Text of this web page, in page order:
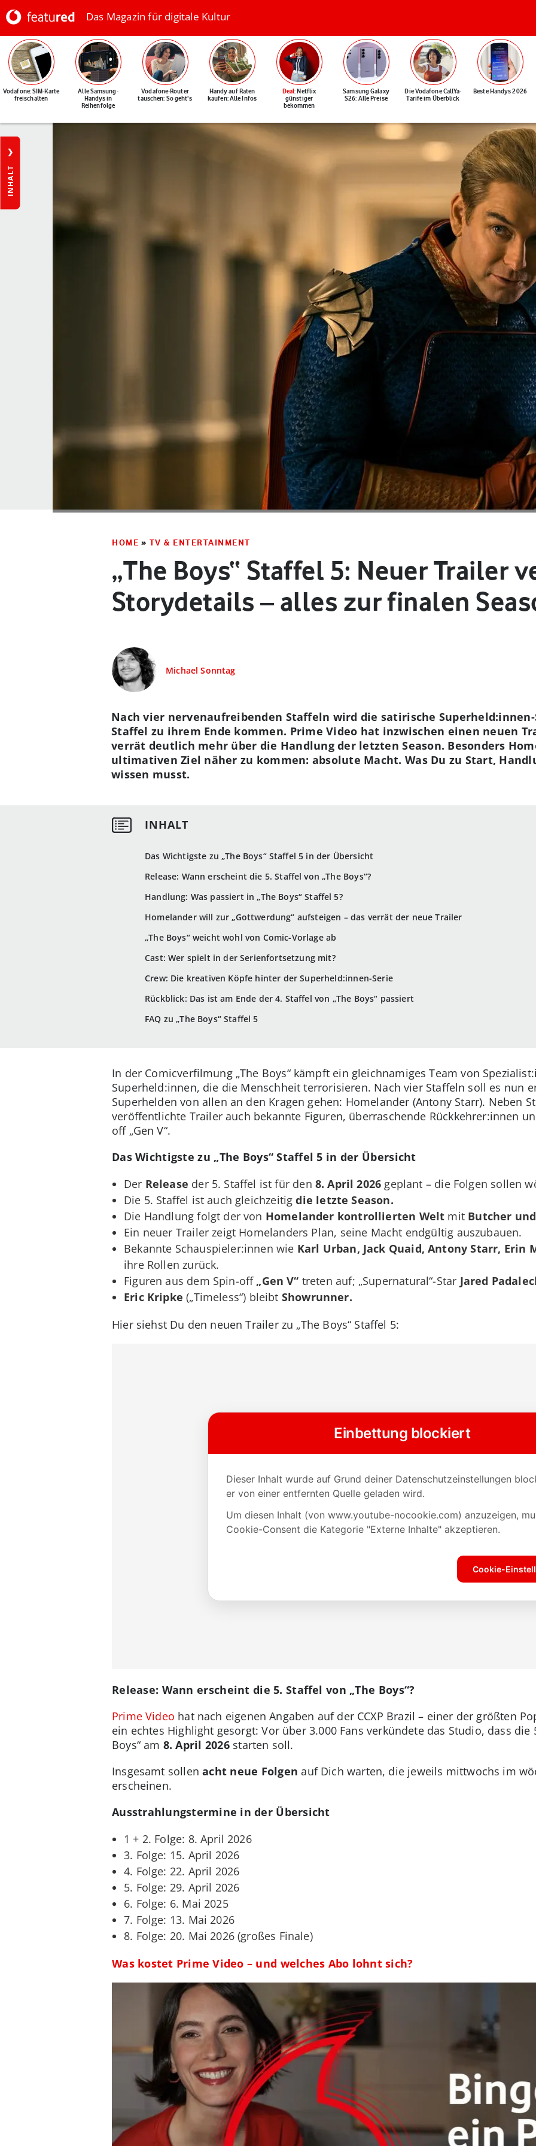
Das Magazin für digitale Kultur
Vodafone: SIM-Karte
freischalten
Alle Samsung-
Handys in
Reihenfolge
Vodafone-Router
tauschen: So geht's
Handy auf Raten
kaufen: Alle Infos
Deal: Netflix
günstiger
bekommen
Samsung Galaxy
S26: Alle Preise
Die Vodafone CallYa-
Tarife im Überblick
Beste Handys 2026
INHALT
HOME » TV & ENTERTAINMENT
„The Boys“ Staffel 5: Neuer Trailer
Storydetails – alles zur finalen
Michael Sonntag
Das Wichtigste zu „The Boys“ Staffel 5 in der Übersicht
Release: Wann erscheint die 5. Staffel von „The Boys“?
Handlung: Was passiert in „The Boys“ Staffel 5?
Homelander will zur „Gottwerdung“ aufsteigen – das verrät der neue Trailer
„The Boys“ weicht wohl von Comic-Vorlage ab
Cast: Wer spielt in der Serienfortsetzung mit?
Crew: Die kreativen Köpfe hinter der Superheld:innen-Serie
Rückblick: Das ist am Ende der 4. Staffel von „The Boys“ passiert
FAQ zu „The Boys“ Staffel 5
Nach vier nervenaufreibenden Staffeln wird die satirische Superheld:innen-
Staffel zu ihrem Ende kommen. Prime Video hat inzwischen einen neuen
verrät deutlich mehr über die Handlung der letzten Season. Besonders
ultimativen Ziel näher zu kommen: absolute Macht. Was Du zu Start,
wissen musst.
In der Comicverfilmung „The Boys“ kämpft ein gleichnamiges Team von
Superheld:innen, die die Menschheit terrorisieren. Nach vier Staffeln soll es nun
Superhelden von allen an den Kragen gehen: Homelander (Antony Starr). Neben
veröffentlichte Trailer auch bekannte Figuren, überraschende Rückkehrer:innen
off „Gen V“.
Das Wichtigste zu „The Boys“ Staffel 5 in der Übersicht
Der Release der 5. Staffel ist für den 8. April 2026 geplant – die Folgen sollen
Die 5. Staffel ist auch gleichzeitig die letzte Season.
Die Handlung folgt der von Homelander kontrollierten Welt mit Butcher
Ein neuer Trailer zeigt Homelanders Plan, seine Macht endgültig auszubauen.
Bekannte Schauspieler:innen wie Karl Urban, Jack Quaid, Antony Starr, Erin
ihre Rollen zurück.
Figuren aus dem Spin-off „Gen V“ treten auf; „Supernatural“-Star Jared
Eric Kripke(„Timeless“) bleibt Showrunner.
Hier siehst Du den neuen Trailer zu „The Boys“ Staffel 5:
Release: Wann erscheint die 5. Staffel von „The Boys“?
Prime Video hat nach eigenen Angaben auf der CCXP Brazil – einer der größten
ein echtes Highlight gesorgt: Vor über 3.000 Fans verkündete das Studio, dass die
Boys“ am 8. April 2026 starten soll.
Insgesamt sollenacht neue Folgen auf Dich warten, die jeweils mittwochs im
erscheinen.
Ausstrahlungstermine in der Übersicht
1 + 2. Folge: 8. April 2026
3. Folge: 15. April 2026
4. Folge: 22. April 2026
5. Folge: 29. April 2026
6. Folge: 6. Mai 2025
7. Folge: 13. Mai 2026
8. Folge: 20. Mai 2026 (großes Finale)
Was kostet Prime Video – und welches Abo lohnt sich?